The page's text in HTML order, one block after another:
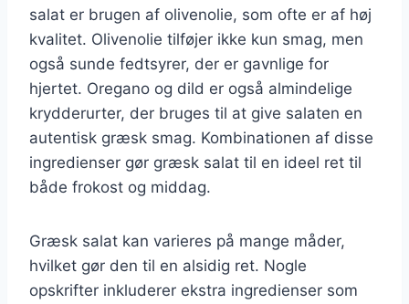
salat er brugen af olivenolie, som ofte er af høj
kvalitet. Olivenolie tilføjer ikke kun smag, men
også sunde fedtsyrer, der er gavnlige for
hjertet. Oregano og dild er også almindelige
krydderurter, der bruges til at give salaten en
autentisk græsk smag. Kombinationen af disse
ingredienser gør græsk salat til en ideel ret til
både frokost og middag.
Græsk salat kan varieres på mange måder,
hvilket gør den til en alsidig ret. Nogle
opskrifter inkluderer ekstra ingredienser som